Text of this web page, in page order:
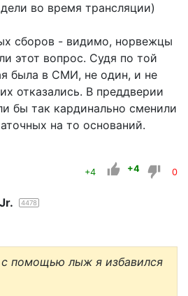
во время трансляции)
сборов - видимо, норвежцы
этот вопрос. Судя по той
была в СМИ, не один, и не
отказались. В преддверии
бы так кардинально сменили
на то оснований.
+4 +4 0
4478
помощью лыж я избавился